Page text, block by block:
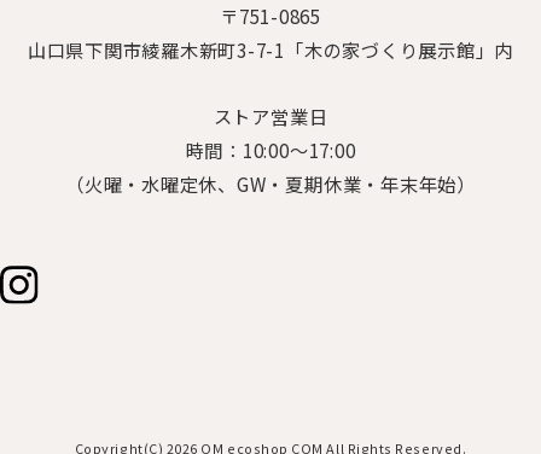
〒751-0865
山口県下関市綾羅木新町3-7-1「木の家づくり展示館」内
ストア営業日
時間：10:00～17:00
（火曜・水曜定休、GW・夏期休業・年末年始）
Copyright(C) 2026 OM ecoshop COM All Rights Reserved.